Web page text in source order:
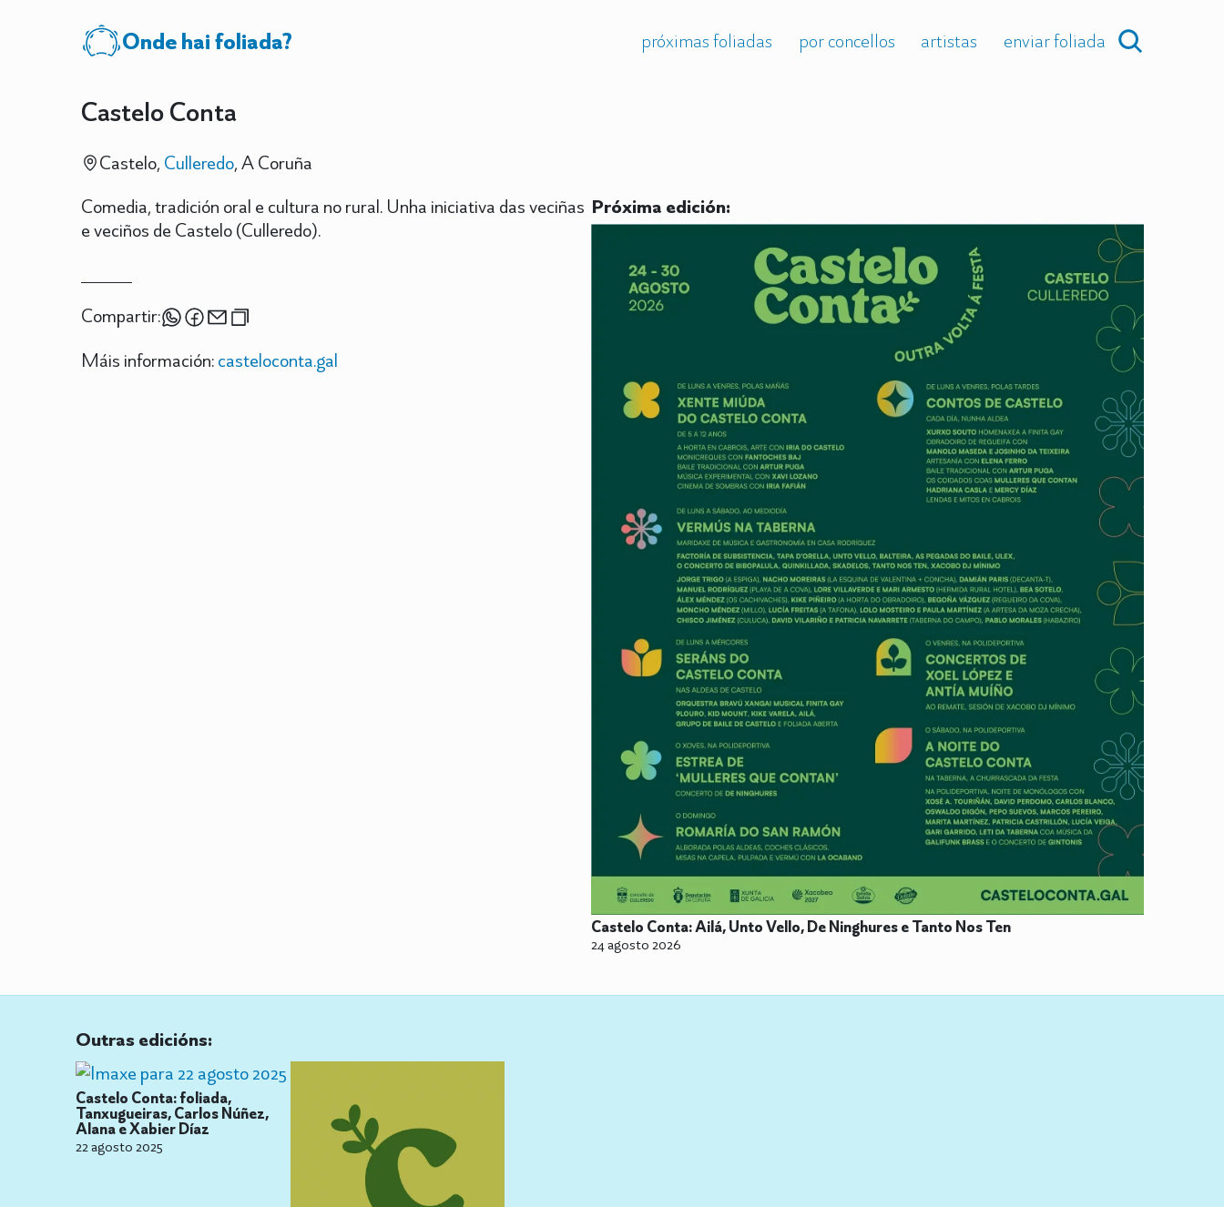
Onde hai foliada? próximas foliadas por concellos artistas enviar foliada
Castelo Conta
Castelo, Culleredo, A Coruña
Comedia, tradición oral e cultura no rural. Unha iniciativa das veciñas
e veciños de Castelo (Culleredo).
Compartir:
Máis información:casteloconta.gal
Próxima edición:
Castelo Conta: Ailá, Unto Vello, De Ninghures e Tanto Nos Ten
24 agosto 2026
Outras edicións:
Castelo Conta: foliada,
Tanxugueiras, Carlos Núñez,
Alana e Xabier Díaz
22 agosto 2025